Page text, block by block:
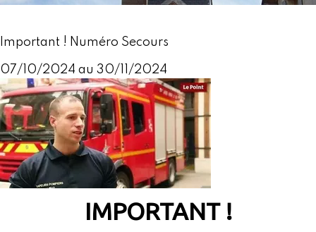
Important ! Numéro Secours
07/10/2024 au 30/11/2024
IMPORTANT !